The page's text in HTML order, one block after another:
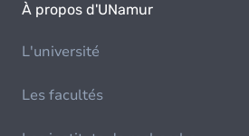
À propos d'UNamur
L'université
Les facultés